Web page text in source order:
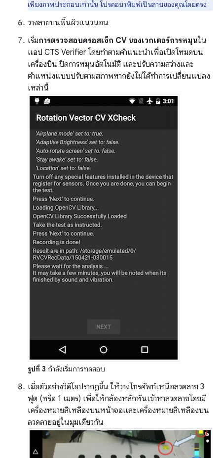
เพียงภาพประกอบเท่านั้น โปรดอย่าพิมพ์เป็นลายของคุณโดยตรง
วางลายบนพื้นผิวแนวนอน
เริ่มการตรวจสอบครอสเช็ก CV ของเวกเตอร์การหมุนใน
แอป CTS Verifier โดยทำตามคำแนะนำเพื่อเปิดโหมดบน
เครื่องบิน ปิดการหมุนอัตโนมัติ และปรับความสว่างและ
ตำแหน่งแบบปรับตามสภาพหากยังไม่ได้ทำการเปลี่ยนแปลง
เหล่านี้
รูปที่ 3 กำลังเริ่มการทดสอบ
เมื่อตัวอย่างวิดีโอปรากฏขึ้น ให้วางโทรศัพท์เหนือลวดลาย 3
ฟุต (หรือ 1 เมตร) เพื่อให้กล้องหลักหันเข้าหาลวดลายโดยมี
เครื่องหมายสีเหลืองบนหน้าจอและเครื่องหมายสีเหลืองบน
ลวดลายอยู่ในมุมเดียวกัน